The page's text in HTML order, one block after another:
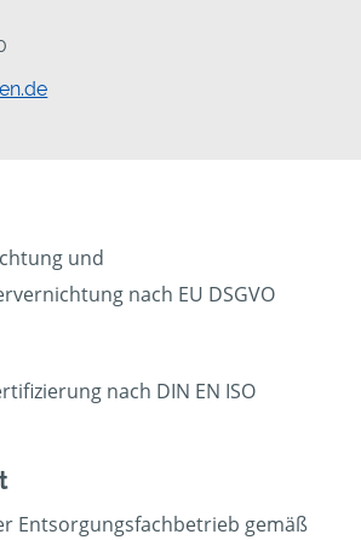
und
nach EU DSGVO
nach DIN EN ISO
Entsorgungsfachbetrieb gemäß